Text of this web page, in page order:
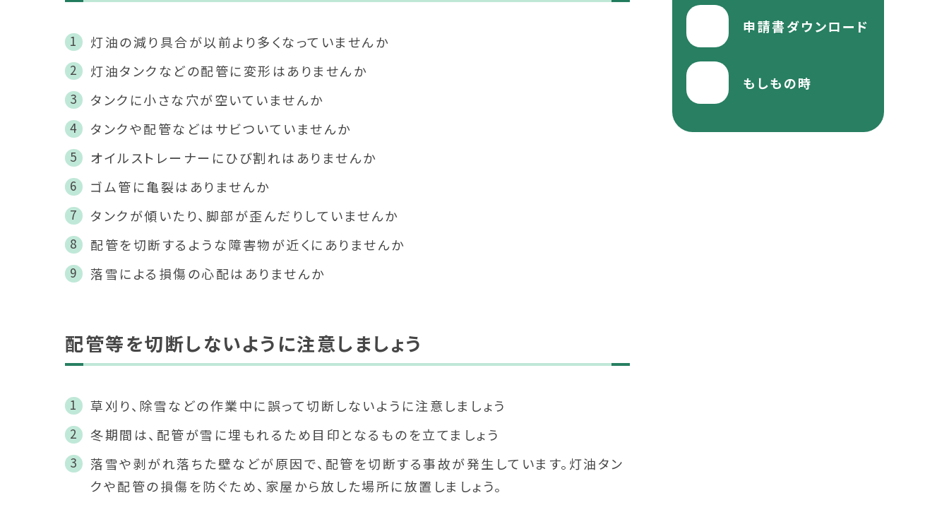
灯油の減り具合が以前より多くなっていませんか
灯油タンクなどの配管に変形はありませんか
タンクに小さな穴が空いていませんか
タンクや配管などはサビついていませんか
オイルストレーナーにひび割れはありませんか
ゴム管に亀裂はありませんか
タンクが傾いたり、脚部が歪んだりしていませんか
配管を切断するような障害物が近くにありませんか
落雪による損傷の心配はありませんか
配管等を切断しないように注意しましょう
草刈り、除雪などの作業中に誤って切断しないように注意しましょう
冬期間は、配管が雪に埋もれるため目印となるものを立てましょう
落雪や剥がれ落ちた壁などが原因で、配管を切断する事故が発生しています。灯油タン
クや配管の損傷を防ぐため、家屋から放した場所に放置しましょう。
申請書ダウンロード
もしもの時